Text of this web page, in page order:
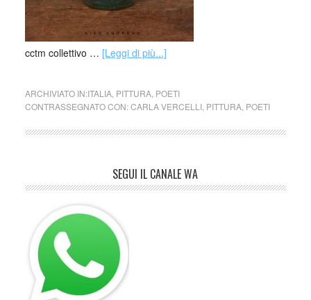
cctm collettivo … [Leggi di più...]
ARCHIVIATO IN:ITALIA, PITTURA, POETI
CONTRASSEGNATO CON:CARLA VERCELLI, PITTURA, POETI
SEGUI IL CANALE WA